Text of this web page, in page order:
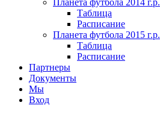
Планета футбола 2014 г.р.
Таблица
Расписание
Планета футбола 2015 г.р.
Таблица
Расписание
Партнеры
Документы
Мы
Вход